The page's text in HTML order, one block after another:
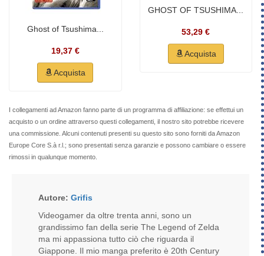
Ghost of Tsushima...
19,37 €
Acquista
GHOST OF TSUSHIMA...
53,29 €
Acquista
I collegamenti ad Amazon fanno parte di un programma di affiliazione: se effettui un
acquisto o un ordine attraverso questi collegamenti, il nostro sito potrebbe ricevere
una commissione. Alcuni contenuti presenti su questo sito sono forniti da Amazon
Europe Core S.à r.l.; sono presentati senza garanzie e possono cambiare o essere
rimossi in qualunque momento.
Autore: Grifis
Videogamer da oltre trenta anni, sono un
grandissimo fan della serie The Legend of Zelda
ma mi appassiona tutto ciò che riguarda il
Giappone. Il mio manga preferito è 20th Century